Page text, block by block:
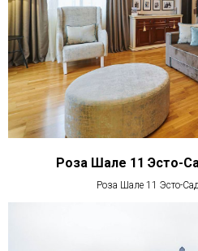
Роза Шале 11 Эсто-
Роза Шале 11 Эсто-